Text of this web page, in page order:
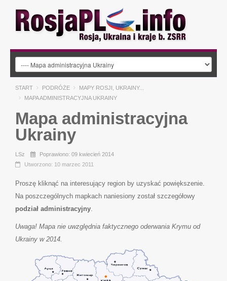
START PODRÓŻE
MAPY ROSJI, UKRAINY...
MAPA ADMINISTRACYJNA UKRAINY
Mapa administracyjna
Ukrainy
LSz
Poprawiono: 09 kwiecień 2014
Utworzono: 10 marzec 2011
Proszę kliknąć na interesujący region by uzyskać powiększenie.
Na poszczególnych mapkach naniesiony został szczegółowy
podział administracyjny.
Uwaga! Mapa nie uwzględnia faktycznego oderwania Krymu od
Ukrainy w 2014.